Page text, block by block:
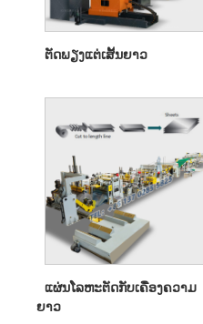
ຕັດພຽງແຕ່ເສັ້ນຍາວ
ແຜ່ນໂລຫະຕັດກັບເຄື່ອງຄວາມ
ຍາວ